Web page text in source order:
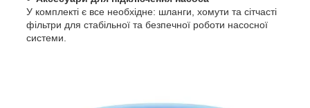
У комплекті є все необхідне: шланги, хомути та сітчасті
фільтри для стабільної та безпечної роботи насосної
системи.